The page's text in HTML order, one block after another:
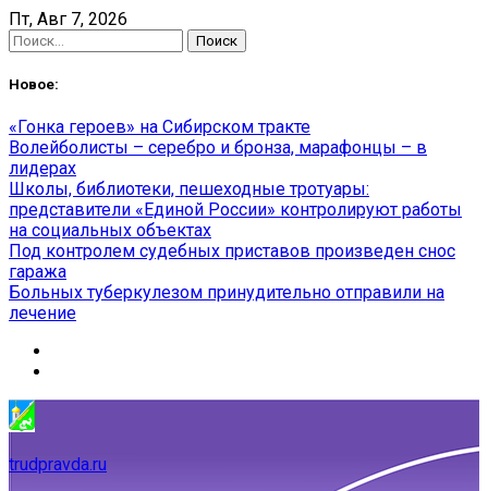
Skip
to
content
Пт, Авг 7, 2026
Найти:
Новое:
«Гонка героев» на Сибирском тракте
Волейболисты – серебро и бронза, марафонцы – в
лидерах
Школы, библиотеки, пешеходные тротуары:
представители «Единой России» контролируют работы
на социальных объектах
Под контролем судебных приставов произведен снос
гаража
Больных туберкулезом принудительно отправили на
лечение
trudpravda.ru